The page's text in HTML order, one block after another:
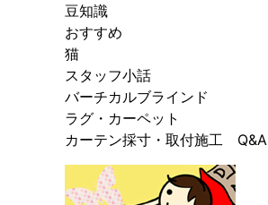
豆知識
おすすめ
猫
スタッフ小話
バーチカルブラインド
ラグ・カーペット
カーテン採寸・取付施工 Q&A